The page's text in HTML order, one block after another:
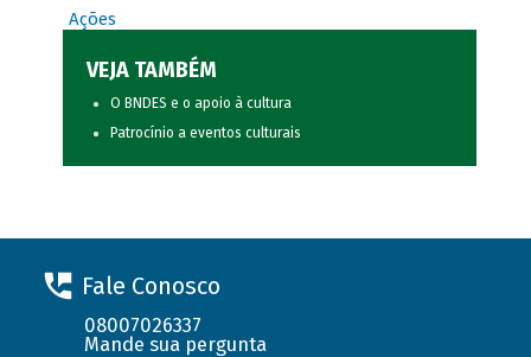
Ações
VEJA TAMBÉM
O BNDES e o apoio à cultura
Patrocínio a eventos culturais
Fale Conosco
08007026337
Mande sua pergunta